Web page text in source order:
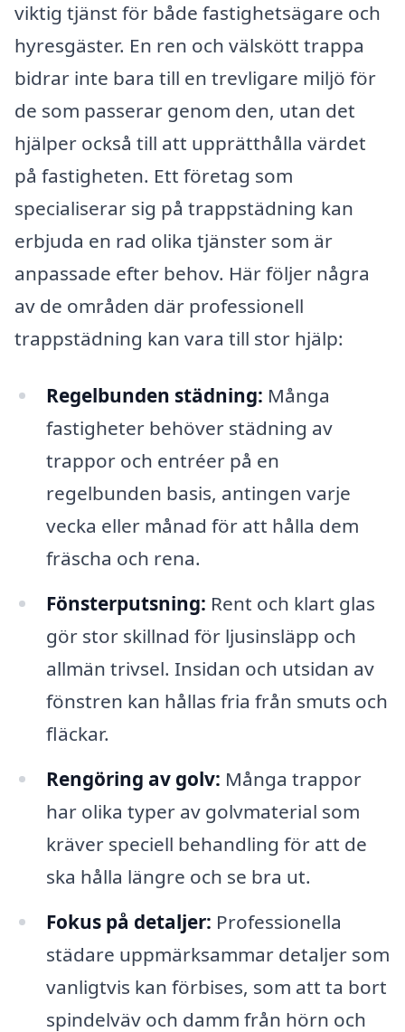
viktig tjänst för både fastighetsägare och
hyresgäster. En ren och välskött trappa
bidrar inte bara till en trevligare miljö för
de som passerar genom den, utan det
hjälper också till att upprätthålla värdet
på fastigheten. Ett företag som
specialiserar sig på trappstädning kan
erbjuda en rad olika tjänster som är
anpassade efter behov. Här följer några
av de områden där professionell
trappstädning kan vara till stor hjälp:
Regelbunden städning: Många
fastigheter behöver städning av
trappor och entréer på en
regelbunden basis, antingen varje
vecka eller månad för att hålla dem
fräscha och rena.
Fönsterputsning: Rent och klart glas
gör stor skillnad för ljusinsläpp och
allmän trivsel. Insidan och utsidan av
fönstren kan hållas fria från smuts och
fläckar.
Rengöring av golv: Många trappor
har olika typer av golvmaterial som
kräver speciell behandling för att de
ska hålla längre och se bra ut.
Fokus på detaljer: Professionella
städare uppmärksammar detaljer som
vanligtvis kan förbises, som att ta bort
spindelväv och damm från hörn och